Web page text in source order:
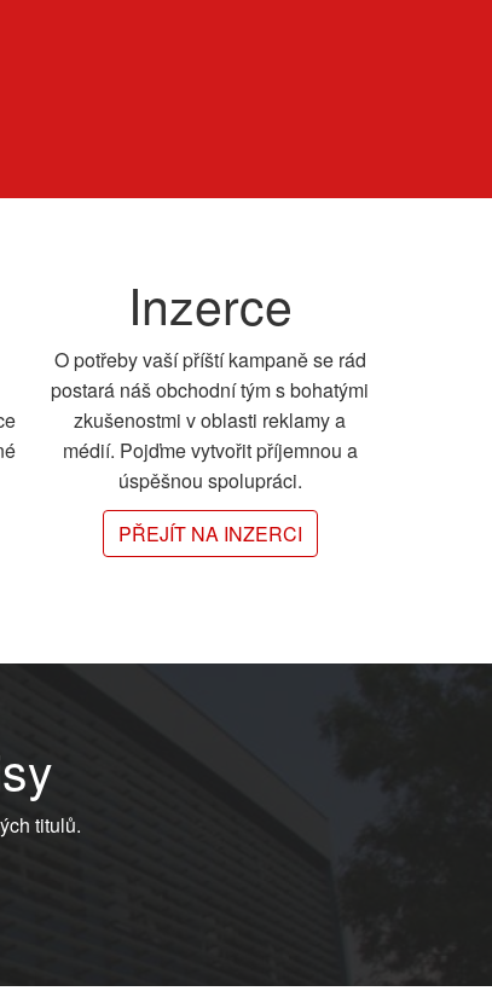
Inzerce
O potřeby vaší příští kampaně se rád
postará náš obchodní tým s bohatými
zkušenostmi v oblasti reklamy a
médií. Pojďme vytvořit příjemnou a
úspěšnou spolupráci.
PŘEJÍT NA INZERCI
titulů.